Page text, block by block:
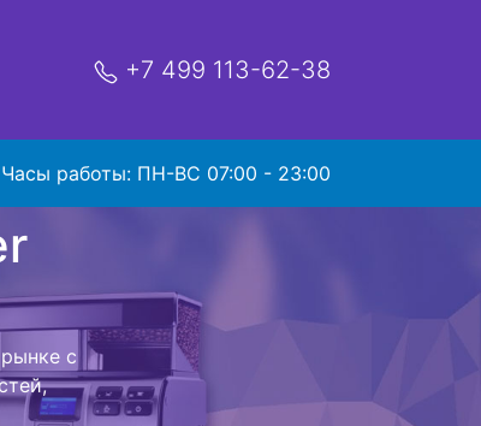
+7 499 113-62-38
Часы работы: ПН-ВС 07:00 - 23:00
с
с